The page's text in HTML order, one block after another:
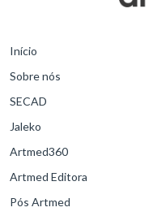
Início
Sobre nós
SECAD
Jaleko
Artmed360
Artmed Editora
Pós Artmed